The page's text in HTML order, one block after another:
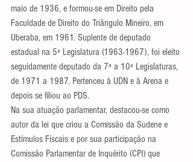
maio de 1936, e formou-se em Direito pela
Faculdade de Direito do Triângulo Mineiro, em
Uberaba, em 1961. Suplente de deputado
estadual na 5ª Legislatura (1963-1967), foi eleito
seguidamente deputado da 7ª a 10ª Legislaturas,
de 1971 a 1987. Pertenceu à UDN e à Arena e
depois se filiou ao PDS.
Na sua atuação parlamentar, destacou-se como
autor da lei que criou a Comissão da Sudene e
Estímulos Fiscais e por sua participação na
Comissão Parlamentar de Inquérito (CPI) que